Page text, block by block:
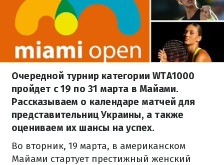
Очередной турнир категории WTA1000
пройдет с 19 по 31 марта в Майами.
Рассказываем о календаре матчей для
представительниц Украины, а также
оцениваем их шансы на успех.
Во вторник, 19 марта, в американском
Майами стартует престижный женский